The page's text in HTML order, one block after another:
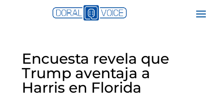
Encuesta revela que
Trump aventaja a
Harris en Florida